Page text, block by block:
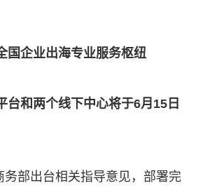
国企业出海专业服务枢纽
台和两个线下中心将于6月15日
务部出台相关指导意见，部署完